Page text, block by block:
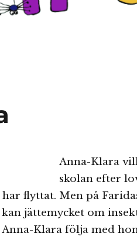
Anna-Klara
skolan efter
flyttat. Men på
jättemycket om
Klara följa med